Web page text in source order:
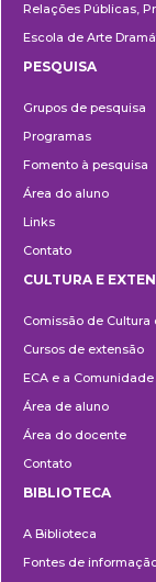
Relações Públicas,
Escola de Arte
PESQUISA
Grupos de pesquisa
Programas
Fomento à pesquisa
Área do aluno
Links
Contato
e
Extensão
CULTURA E
Comissão de Cultura
Cursos de extensão
ECA e a Comunidade
Área de aluno
Área do docente
Contato
BIBLIOTECA
A Biblioteca
Fontes de